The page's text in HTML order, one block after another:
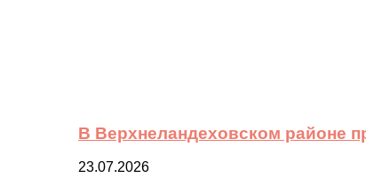
В Верхнеландеховском районе
23.07.2026